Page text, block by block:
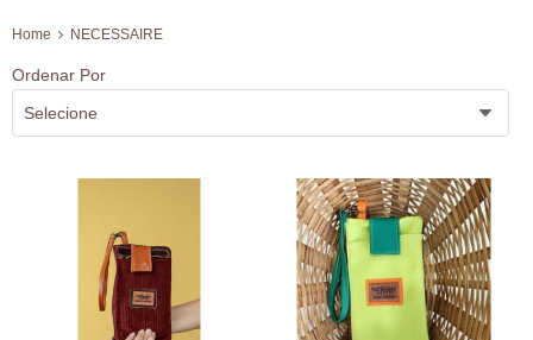
Home NECESSAIRE
Ordenar Por
Selecione